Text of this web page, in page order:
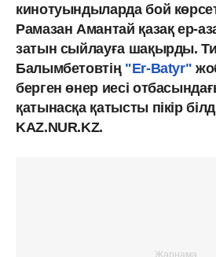
кинотуындыларда бой
Рамазан Амантай қазақ ер-
затын сыйлауға шақырды.
Балымбетовтің "Er-Batyr"
берген өнер иесі
қатынасқа қатысты пікір
KAZ.NUR.KZ.